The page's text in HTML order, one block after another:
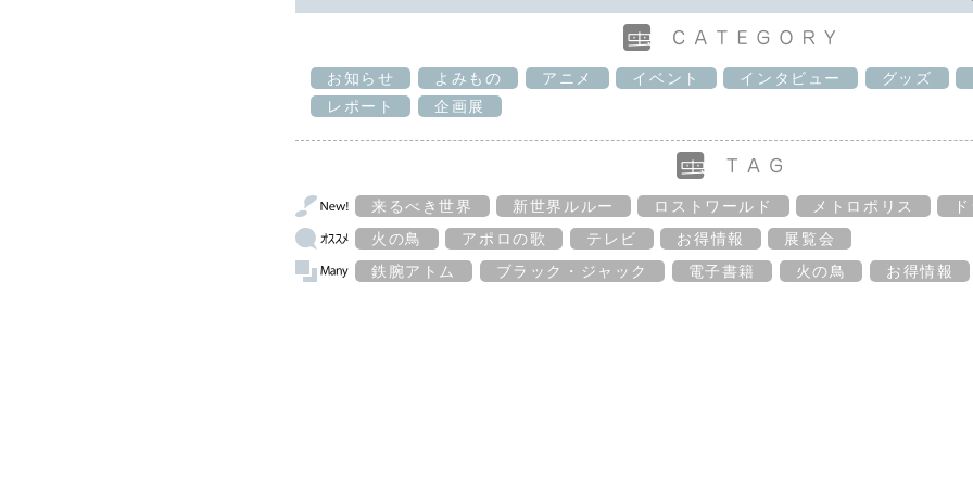
お知らせ よみもの アニメ イベント インタビュー グッズ
レポート
企画展
来るべき世界 新世界ルルー ロストワールド メトロポリス
火の鳥
アポロの歌 テレビ お得情報
展覧会
鉄腕アトム
ブラック・ジャック 電子書籍 火の鳥 お得情報